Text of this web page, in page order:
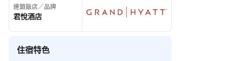
君悅酒店
連鎖飯店／品牌
住宿特色